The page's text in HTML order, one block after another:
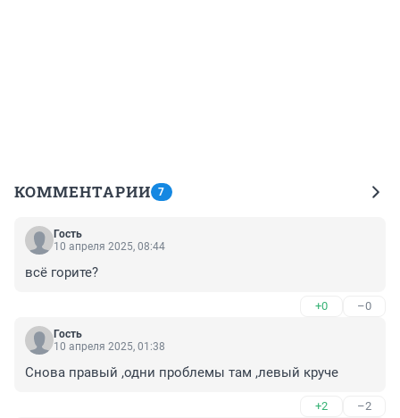
КОММЕНТАРИИ 7
Гость
10 апреля 2025, 08:44
всё горите?
+0 –0
Гость
10 апреля 2025, 01:38
Снова правый ,одни проблемы там ,левый круче
+2 –2